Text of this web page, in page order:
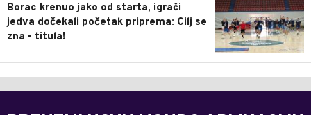
Borac krenuo jako od starta, igrači
jedva dočekali početak priprema: Cilj se
zna - titula!